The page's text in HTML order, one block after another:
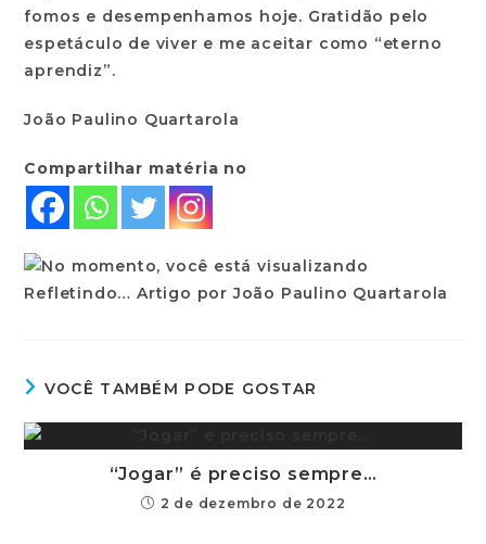
fomos e desempenhamos hoje. Gratidão pelo
espetáculo de viver e me aceitar como “eterno
aprendiz”.
João Paulino Quartarola
Compartilhar matéria no
VOCÊ TAMBÉM PODE GOSTAR
“Jogar” é preciso sempre…
2 de dezembro de 2022